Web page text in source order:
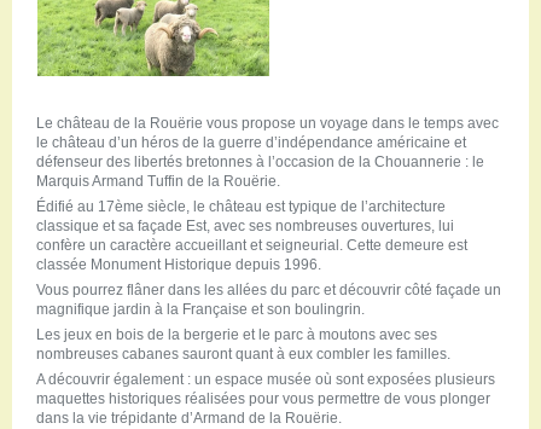
Le château de la Rouërie vous propose un voyage dans le temps avec
le château d’un héros de la guerre d’indépendance américaine et
défenseur des libertés bretonnes à l’occasion de la Chouannerie : le
Marquis Armand Tuffin de la Rouërie.
Édifié au 17ème siècle, le château est typique de l’architecture
classique et sa façade Est, avec ses nombreuses ouvertures, lui
confère un caractère accueillant et seigneurial. Cette demeure est
classée Monument Historique depuis 1996.
Vous pourrez flâner dans les allées du parc et découvrir côté façade un
magnifique jardin à la Française et son boulingrin.
Les jeux en bois de la bergerie et le parc à moutons avec ses
nombreuses cabanes sauront quant à eux combler les familles.
A découvrir également : un espace musée où sont exposées plusieurs
maquettes historiques réalisées pour vous permettre de vous plonger
dans la vie trépidante d’Armand de la Rouërie.